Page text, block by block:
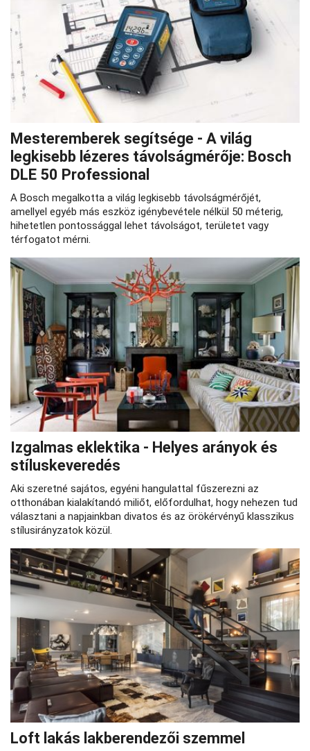
Mesteremberek segítsége - A világ
legkisebb lézeres távolságmérője: Bosch
DLE 50 Professional
A Bosch megalkotta a világ legkisebb távolságmérőjét,
amellyel egyéb más eszköz igénybevétele nélkül 50 méterig,
hihetetlen pontossággal lehet távolságot, területet vagy
térfogatot mérni.
Izgalmas eklektika - Helyes arányok és
stíluskeveredés
Aki szeretné sajátos, egyéni hangulattal fűszerezni az
otthonában kialakítandó miliőt, előfordulhat, hogy nehezen tud
választani a napjainkban divatos és az örökérvényű klasszikus
stílusirányzatok közül.
Loft lakás lakberendezői szemmel